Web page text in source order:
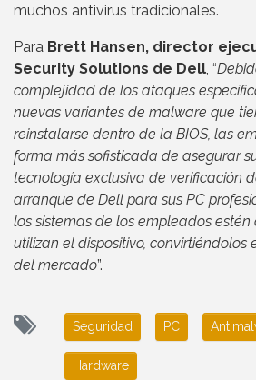
muchos antivirus tradicionales.
Para Brett Hansen, director
Security Solutions de Dell, “
complejidad de los ataques
nuevas variantes de malware que
reinstalarse dentro de la BIOS, las
forma más sofisticada de asegurar
tecnología exclusiva de verificación
arranque de Dell para sus PC
los sistemas de los empleados
utilizan el dispositivo, convirtiéndolos
del mercado”.
Seguridad PC
Hardware